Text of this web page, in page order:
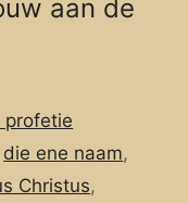
aan de
profetie
die ene naam,
Christus,